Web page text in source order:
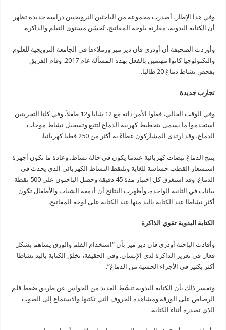
وفي هذا الإطار، أصدرت مجموعة من الباحثين النرويجيين دراسة جديدة تظهر
أن الكتابة اليدوية، مقارنة بلوحة المفاتيح، تُحسّن مستوى التعلم والذاكرة.
وأوردت الصحيفة أن أودري فان دير مير وزملاءها في الجامعة النرويجية للعلوم
والتكنولوجيا كانوا مهتمين بالفعل بهذه المسألة عام 2017. وقام الفريق
بفحص نشاط دماغ 20 طالبا.
تجارب جديدة
وفي الوقت الحالي، فعلوا الأمر ذاته مع 12 شابا و12 طفلاً. وفي كلتا التجربتين
استخدموا ما يسمى بتخطيط كهربية الدماغ لتتبع وتسجيل نشاط موجات
الدماغ، وقد ارتدى المشاركون غطاءً به أكثر من 250 قطبا كهربائيا.
ينتج الدماغ نبضات كهربائية عندما يكون في حالة نشاط. وعادة ما تكون أجهزة
استشعار القطب حساسة للغاية وتلتقط النشاط الكهربائي الذي يحدث في
الدماغ. وقد استغرق كل اختبار مدة 45 دقيقة وحصل الباحثون على 500 نقطة
بيانات في الثانية الواحدة. وأظهرت النتائج أن أدمغة الشباب والأطفال تكون
أكثر نشاطا عند الكتابة باليد منها عند الكتابة على لوحة المفاتيح.
الكتابة اليدوية تقوي الذاكرة
وأفادت الباحثة أودري فان دير مير بأن “استخدام القلم والورق يساهم بشكل
فعال في تعزيز الذاكرة لدى الإنسان. وفي الحقيقة، تخلق الكتابة باليد نشاطا
أكثر بكثير في الأجزاء الحسية من الدماغ”.
وتفسر ذلك بأن الكتابة اليدوية تنشّط العديد من الحواس عن طريق ضغط قلم
الرصاص على الورقة ومشاهدة الحروف التي تكتبها والاستماع إلى الصوت
الذي تصدره أثناء الكتابة.